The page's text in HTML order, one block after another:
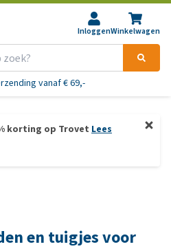
InloggenWinkelwagen
vanaf € 69,-
korting op Trovet Lees
en tuigjes voor